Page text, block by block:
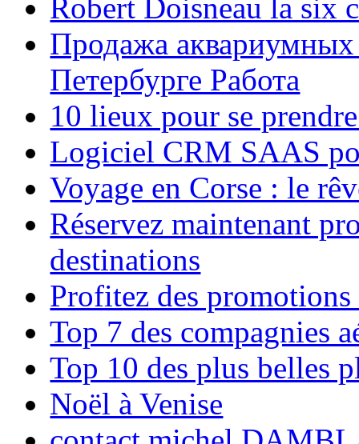
Robert Doisneau la six
Продажа аквариумных
Петербурге Работа
10 lieux pour se
Logiciel CRM SAAS
Voyage en Corse : le
Réservez maintenant
destinations
Profitez des
Top 7 des compagnies
Top 10 des plus belles
Noël à Venise